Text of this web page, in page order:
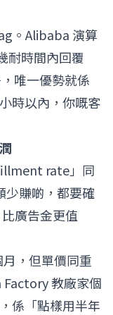
。Alibaba 演算
耐時間內回覆
唯一優勢就係
時以內，你嘅客
rate」同
少賺啲，都要確
廣告金更值
，但單價同重
教廠家個
係「點樣用半年